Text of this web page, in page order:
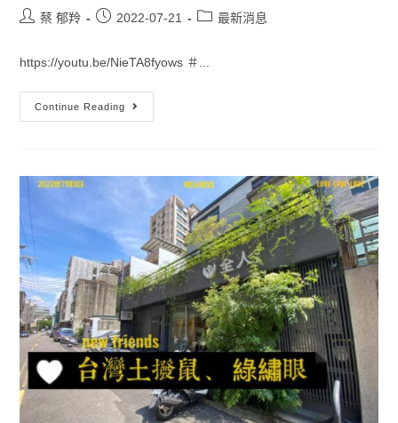
蔡 郁羚 2022-07-21 最新消息
https://youtu.be/NieTA8fyows ＃...
Continue Reading